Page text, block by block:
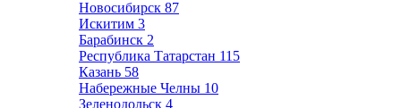
Новосибирск 87
Искитим 3
Барабинск 2
Республика Татарстан 115
Казань 58
Набережные Челны 10
Зеленодольск 4